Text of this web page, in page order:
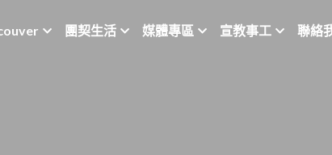
團契生活 媒體專區 宣教事工 聯絡